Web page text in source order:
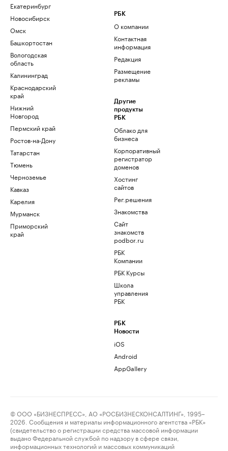
Екатеринбург
Новосибирск
Омск
Башкортостан
Вологодская
область
Калининград
Краснодарский
край
Нижний
Новгород
Пермский край
Ростов-на-Дону
Татарстан
Тюмень
Черноземье
Кавказ
Карелия
Мурманск
Приморский
край
РБК
О компании
Контактная
информация
Редакция
Размещение
рекламы
Другие
продукты
РБК
Облако для
бизнеса
Корпоративный
регистратор
доменов
Хостинг
сайтов
Рег.решения
Знакомства
Сайт
знакомств
podbor.ru
РБК
Компании
РБК Курсы
Школа
управления
РБК
РБК
Новости
iOS
Android
AppGallery
© ООО «БИЗНЕСПРЕСС», АО «РОСБИЗНЕСКОНСАЛТИНГ», 1995–
2026. Сообщения и материалы информационного агентства «РБК»
(свидетельство о регистрации средства массовой информации
выдано Федеральной службой по надзору в сфере связи,
информационных технологий и массовых коммуникаций